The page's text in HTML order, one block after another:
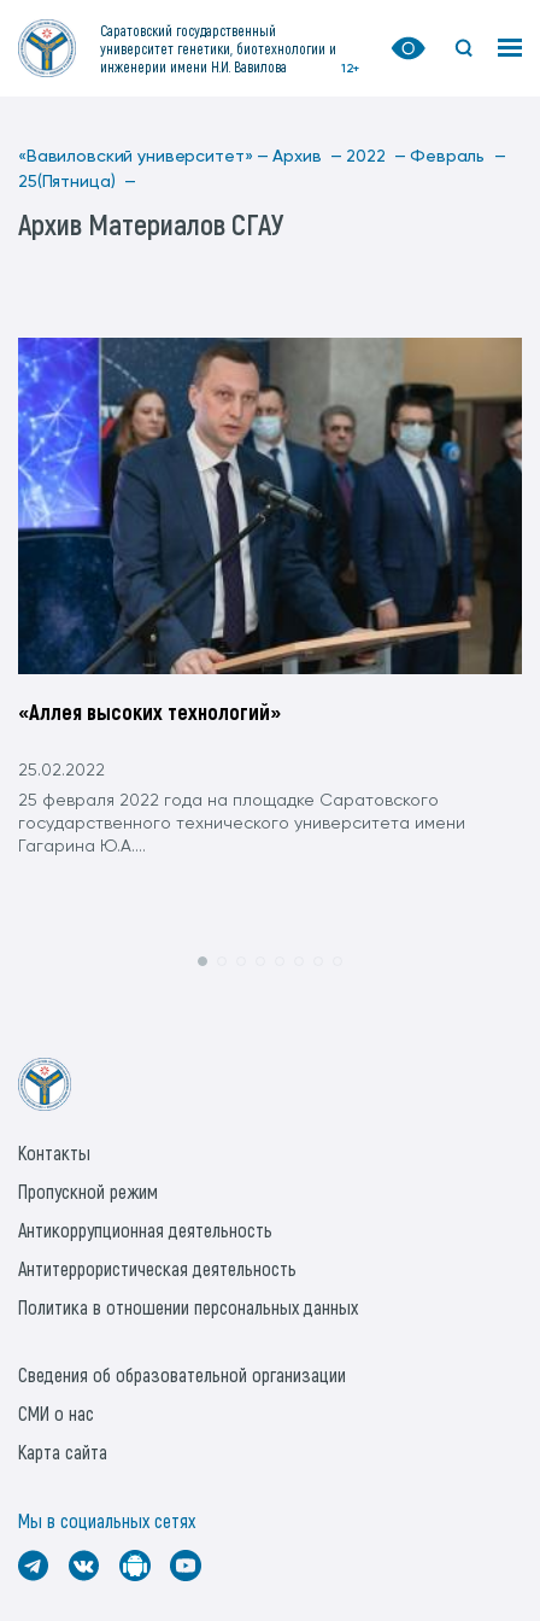
Саратовский государственный
университет генетики, биотехнологии и
инженерии имени Н.И. Вавилова
12+
«Вавиловский университет» — Архив — 2022 — Февраль —
25(Пятница) —
Архив Материалов СГАУ
«Аллея высоких технологий»
25.02.2022
25 февраля 2022 года на площадке Саратовского
государственного технического университета имени
Гагарина Ю.А....
Контакты
Пропускной режим
Антикоррупционная деятельность
Антитеррористическая деятельность
Политика в отношении персональных данных
Сведения об образовательной организации
СМИ о нас
Карта сайта
Мы в социальных сетях